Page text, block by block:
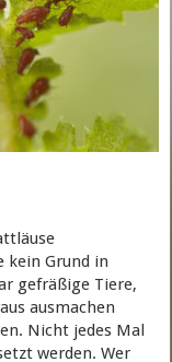
kein Grund in
gefräßige Tiere,
ausmachen
Nicht jedes Mal
werden. Wer